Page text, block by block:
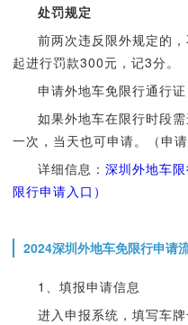
处罚规定
前两次违反限外规定的
起进行罚款300元，记3分
申请外地车免限行通行证
如果外地车在限行时段
一次，当天也可申请。（申请
详细信息： 深圳外地车
限行申请入口）
2024深圳外地车免限行申请
1、填报申请信息
进入申报系统，填写车